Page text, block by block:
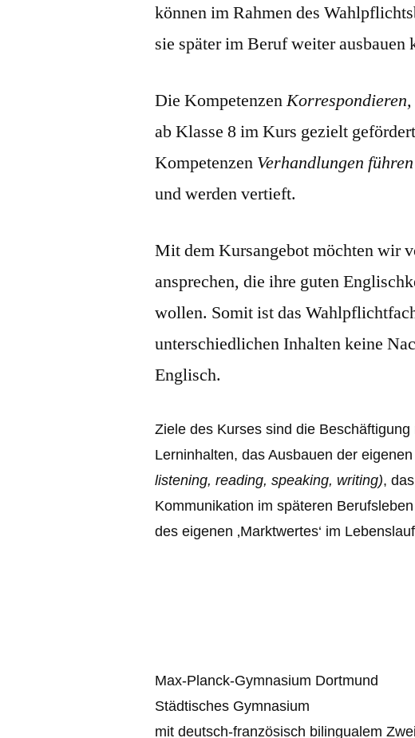
können im Rahmen des
sie später im Beruf weiter ausbauen
Die Kompetenzen
ab Klasse 8 im Kurs gezielt
Kompetenzen Verhandlungen führen
und werden vertieft.
Mit dem Kursangebot möchten wir
ansprechen, die ihre guten
wollen. Somit ist das
unterschiedlichen Inhalten keine
Englisch.
Ziele des Kurses sind die
Lerninhalten, das Ausbauen der
listening, reading, speaking, writing),
Kommunikation im späteren
des eigenen ‚Marktwertes‘ im
Max-Planck-Gymnasium Dortmund
Städtisches Gymnasium
mit deutsch-französisch bilingualem